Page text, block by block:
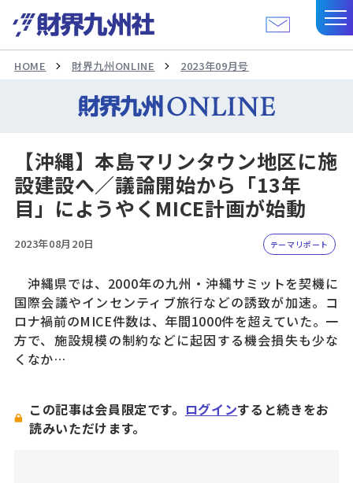
HOME 財界九州ONLINE 2023年09月号
【沖縄】本島マリンタウン地区に施
設建設へ／議論開始から「13年
目」にようやくMICE計画が始動
2023年08月20日 テーマリポート
沖縄県では、2000年の九州・沖縄サミットを契機に
国際会議やインセンティブ旅行などの誘致が加速。コ
ロナ禍前のMICE件数は、年間1000件を超えていた。一
方で、施設規模の制約などに起因する機会損失も少な
くなか…
この記事は会員限定です。 ログインすると続きをお
読みいただけます。